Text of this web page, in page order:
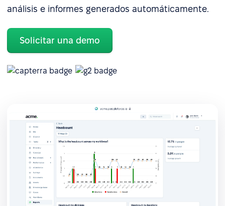
análisis e informes generados automáticamente.
Solicitar una demo